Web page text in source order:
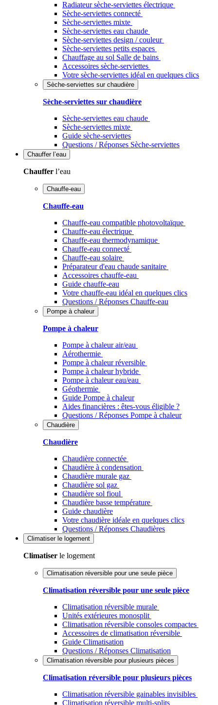
Radiateur sèche-serviettes électrique
Sèche-serviettes connecté
Sèche-serviettes mixte
Sèche-serviettes eau chaude
Sèche-serviettes design / couleur
Sèche-serviettes petits espaces
Chauffage au sol Salle de bains
Accessoires sèche-serviettes
Votre sèche-serviettes idéal en quelques clics
Sèche-serviettes sur chaudière
Sèche-serviettes sur chaudière
Sèche-serviettes eau chaude
Sèche-serviettes mixte
Guide sèche-serviettes
Questions / Réponses Sèche-serviettes
Chauffer l’eau
Chauffer l’eau
Chauffe-eau
Chauffe-eau
Chauffe-eau compatible photovoltaïque
Chauffe-eau électrique
Chauffe-eau thermodynamique
Chauffe-eau connecté
Chauffe-eau solaire
Préparateur d'eau chaude sanitaire
Accessoires chauffe-eau
Guide chauffe-eau
Votre chauffe-eau idéal en quelques clics
Questions / Réponses Chauffe-eau
Pompe à chaleur
Pompe à chaleur
Pompe à chaleur air/eau
Aérothermie
Pompe à chaleur réversible
Pompe à chaleur hybride
Pompe à chaleur​ eau/eau
Géothermie
Guide Pompe à chaleur
Aides financières : êtes-vous éligible ?
Questions / Réponses Pompe à chaleur
Chaudière
Chaudière
Chaudière connectée
Chaudière à condensation
Chaudière murale gaz
Chaudière sol gaz
Chaudière sol fioul
Chaudière basse température
Guide chaudière
Votre chaudière idéale en quelques clics
Questions / Réponses Chaudières
Climatiser le logement
Climatiser le logement
Climatisation réversible pour une seule pièce
Climatisation réversible pour une seule pièce
Climatisation réversible murale
Unités extérieures monosplit
Climatisation réversible consoles compactes
Accessoires de climatisation réversible
Guide Climatisation
Questions / Réponses Climatisation
Climatisation réversible pour plusieurs pièces
Climatisation réversible pour plusieurs pièces
Climatisation réversible gainables invisibles
Climatisation réversible multi-splits